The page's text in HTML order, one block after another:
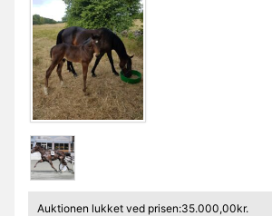
Auktionen lukket ved prisen:35.000,00kr.